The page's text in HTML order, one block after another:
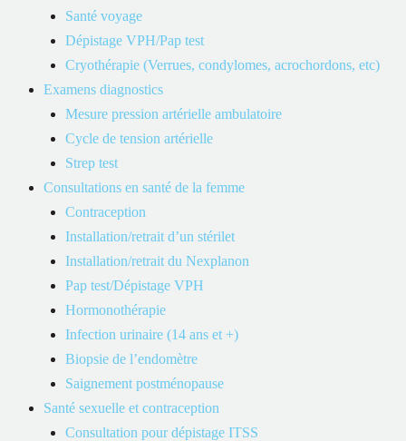
Santé voyage
Dépistage VPH/Pap test
Cryothérapie (Verrues, condylomes, acrochordons, etc)
Examens diagnostics
Mesure pression artérielle ambulatoire
Cycle de tension artérielle
Strep test
Consultations en santé de la femme
Contraception
Installation/retrait d’un stérilet
Installation/retrait du Nexplanon
Pap test/Dépistage VPH
Hormonothérapie
Infection urinaire (14 ans et +)
Biopsie de l’endomètre
Saignement postménopause
Santé sexuelle et contraception
Consultation pour dépistage ITSS
Marie-Pierre Bergeron
Infirmière praticienne spécialisée en soins de première ligne
(IPSPL)
Après l’obtention de son baccalauréat en sciences infirmières en